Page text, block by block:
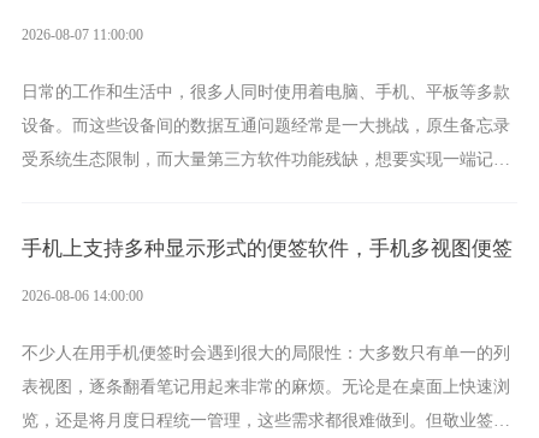
2026-08-07 11:00:00
日常的工作和生活中，很多人同时使用着电脑、手机、平板等多款
设备。而这些设备间的数据互通问题经常是一大挑战，原生备忘录
受系统生态限制，而大量第三方软件功能残缺，想要实现一端记
手机上支持多种显示形式的便签软件，手机多视图便签
2026-08-06 14:00:00
不少人在用手机便签时会遇到很大的局限性：大多数只有单一的列
表视图，逐条翻看笔记用起来非常的麻烦。无论是在桌面上快速浏
览，还是将月度日程统一管理，这些需求都很难做到。但敬业签作